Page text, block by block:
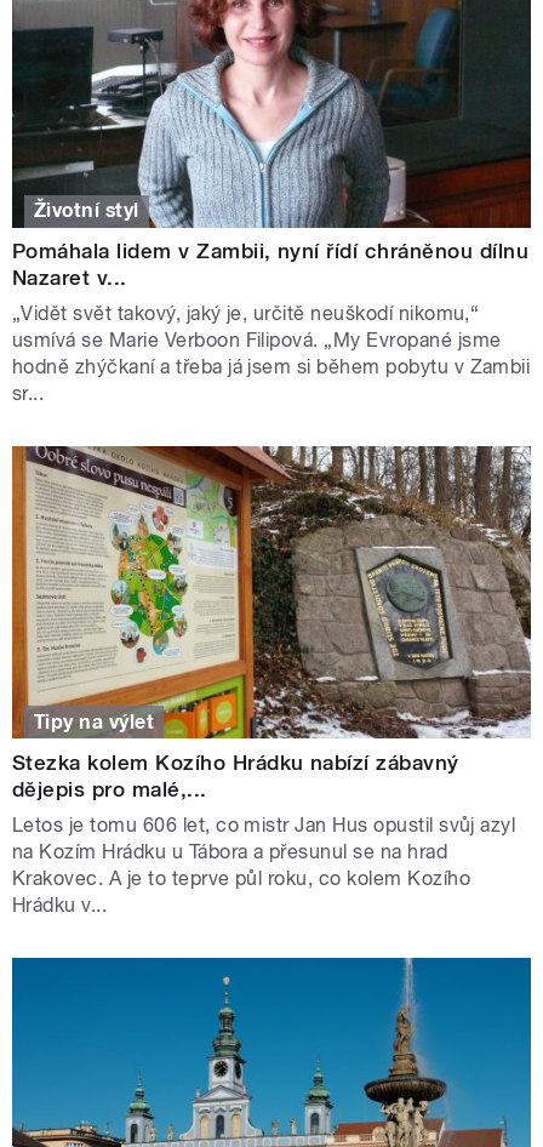
Životní styl
Pomáhala lidem v Zambii, nyní řídí chráněnou dílnu
Nazaret v...
„Vidět svět takový, jaký je, určitě neuškodí nikomu,“
usmívá se Marie Verboon Filipová. „My Evropané jsme
hodně zhýčkaní a třeba já jsem si během pobytu v Zambii
sr...
Tipy na výlet
Stezka kolem Kozího Hrádku nabízí zábavný
dějepis pro malé,...
Letos je tomu 606 let, co mistr Jan Hus opustil svůj azyl
na Kozím Hrádku u Tábora a přesunul se na hrad
Krakovec. A je to teprve půl roku, co kolem Kozího
Hrádku v...